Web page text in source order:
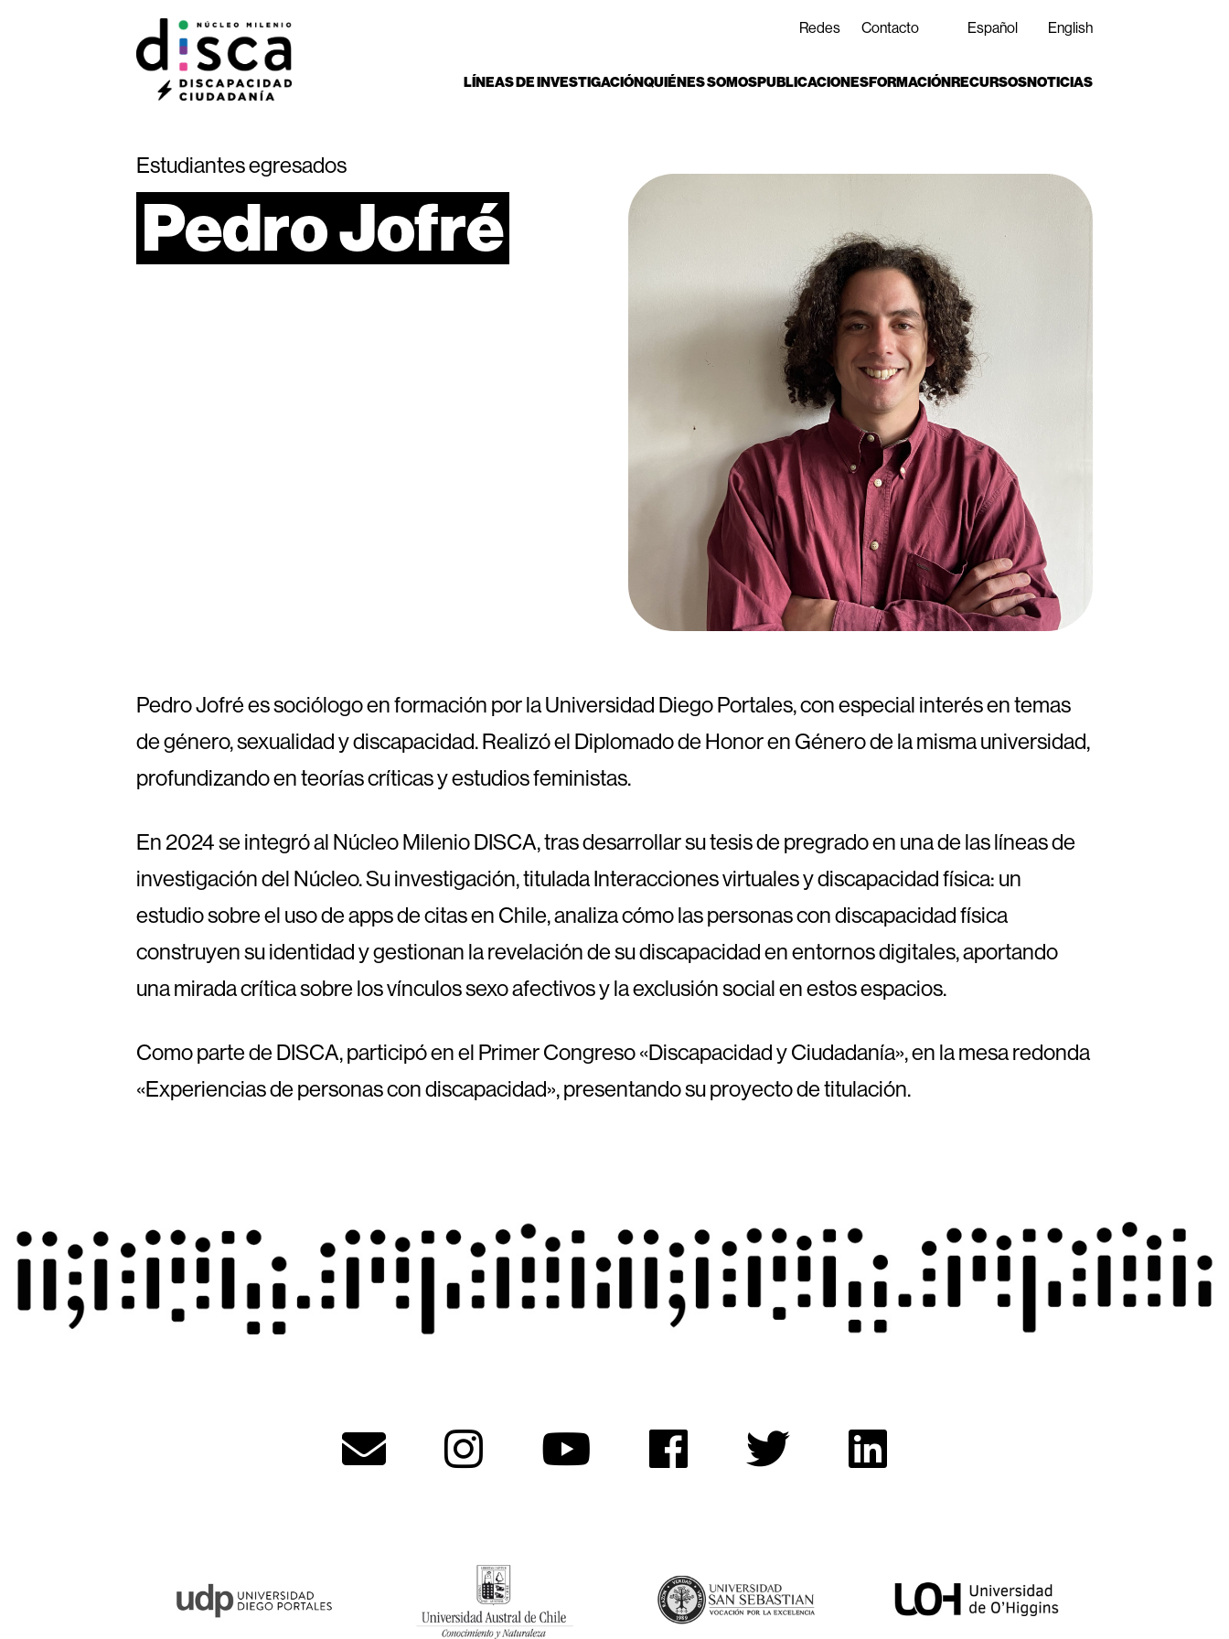
Redes Contacto Español English
LÍNEAS DE INVESTIGACIÓNQUIÉNES SOMOSPUBLICACIONESFORMACIÓNRECURSOSNOTICIAS
Estudiantes egresados
PedroJofré
Pedro Jofré es sociólogo en formación por la Universidad Diego Portales, con especial interés en temas
de género, sexualidad y discapacidad. Realizó el Diplomado de Honor en Género de la misma universidad,
profundizando en teorías críticas y estudios feministas.
En 2024 se integró al Núcleo Milenio DISCA, tras desarrollar su tesis de pregrado en una de las líneas de
investigación del Núcleo. Su investigación, titulada Interacciones virtuales y discapacidad física: un
estudio sobre el uso de apps de citas en Chile, analiza cómo las personas con discapacidad física
construyen su identidad y gestionan la revelación de su discapacidad en entornos digitales, aportando
una mirada crítica sobre los vínculos sexo afectivos y la exclusión social en estos espacios.
Como parte de DISCA, participó en el Primer Congreso «Discapacidad y Ciudadanía», en la mesa redonda
«Experiencias de personas con discapacidad», presentando su proyecto de titulación.